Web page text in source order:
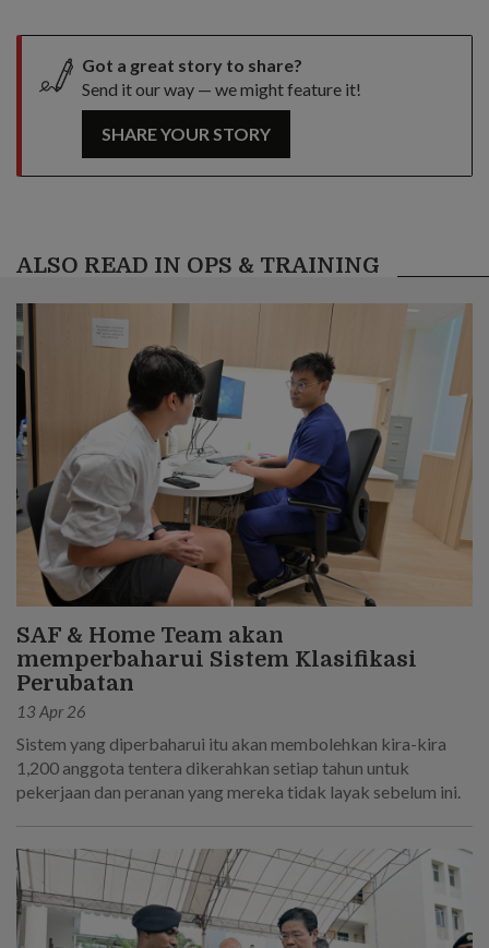
Got a great story to share?
Send it our way — we might feature it!
SHARE YOUR STORY
ALSO READ IN OPS & TRAINING
SAF & Home Team akan
memperbaharui Sistem Klasifikasi
Perubatan
13 Apr 26
Sistem yang diperbaharui itu akan membolehkan kira-kira
1,200 anggota tentera dikerahkan setiap tahun untuk
pekerjaan dan peranan yang mereka tidak layak sebelum ini.